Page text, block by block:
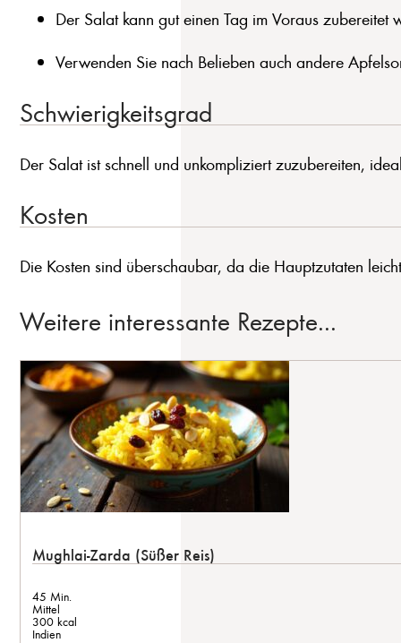
Der Salat kann gut einen Tag im Voraus
Verwenden Sie nach Belieben auch andere
Schwierigkeitsgrad
Der Salat ist schnell und unkompliziert zuzubereiten,
Kosten
Die Kosten sind überschaubar, da die Hauptzutaten
Weitere interessante Rezepte...
Mughlai-Zarda (Süßer Reis)
45 Min.
Mittel
300 kcal
Indien